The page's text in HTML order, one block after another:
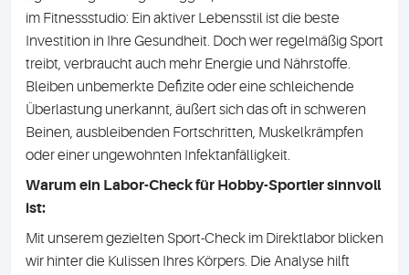
im Fitnessstudio: Ein aktiver Lebensstil ist die beste
Investition in Ihre Gesundheit. Doch wer regelmäßig Sport
treibt, verbraucht auch mehr Energie und Nährstoffe.
Bleiben unbemerkte Defizite oder eine schleichende
Überlastung unerkannt, äußert sich das oft in schweren
Beinen, ausbleibenden Fortschritten, Muskelkrämpfen
oder einer ungewohnten Infektanfälligkeit.
Warum ein Labor-Check für Hobby-Sportler sinnvoll
ist:
Mit unserem gezielten Sport-Check im Direktlabor blicken
wir hinter die Kulissen Ihres Körpers. Die Analyse hilft